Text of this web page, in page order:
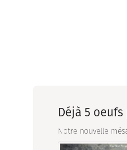
Déjà 5
Notre nouvelle